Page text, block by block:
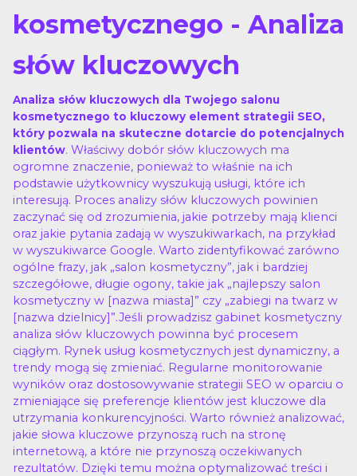
kosmetycznego - Analiza
słów kluczowych
Analiza słów kluczowych dla Twojego salonu
kosmetycznego to kluczowy element strategii SEO,
który pozwala na skuteczne dotarcie do potencjalnych
klientów. Właściwy dobór słów kluczowych ma
ogromne znaczenie, ponieważ to właśnie na ich
podstawie użytkownicy wyszukują usługi, które ich
interesują. Proces analizy słów kluczowych powinien
zaczynać się od zrozumienia, jakie potrzeby mają klienci
oraz jakie pytania zadają w wyszukiwarkach, na przykład
w wyszukiwarce Google. Warto zidentyfikować zarówno
ogólne frazy, jak „salon kosmetyczny”, jak i bardziej
szczegółowe, długie ogony, takie jak „najlepszy salon
kosmetyczny w [nazwa miasta]” czy „zabiegi na twarz w
[nazwa dzielnicy]”.Jeśli prowadzisz gabinet kosmetyczny
analiza słów kluczowych powinna być procesem
ciągłym. Rynek usług kosmetycznych jest dynamiczny, a
trendy mogą się zmieniać. Regularne monitorowanie
wyników oraz dostosowywanie strategii SEO w oparciu o
zmieniające się preferencje klientów jest kluczowe dla
utrzymania konkurencyjności. Warto również analizować,
jakie słowa kluczowe przynoszą ruch na stronę
internetową, a które nie przynoszą oczekiwanych
rezultatów. Dzięki temu można optymalizować treści i